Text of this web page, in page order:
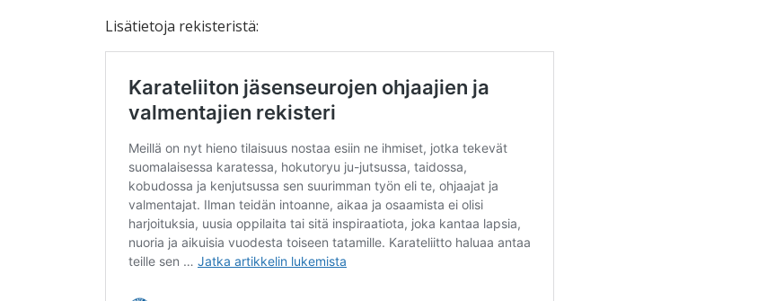
Lisätietoja rekisteristä: